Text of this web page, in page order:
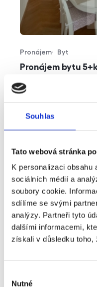
Souhlas
Tato webová stránka
K personalizaci
sociálních médií a
soubory cookie.
sdílíme se svými
analýzy. Partneři tyto
dalšími informacemi,
získali v důsledku toho,
Nutné
Pronájem bytu
Typ nabídky
Pronájem
Typ nemovitosti
Byt
funkce
parkování
cena
49 000 Kč